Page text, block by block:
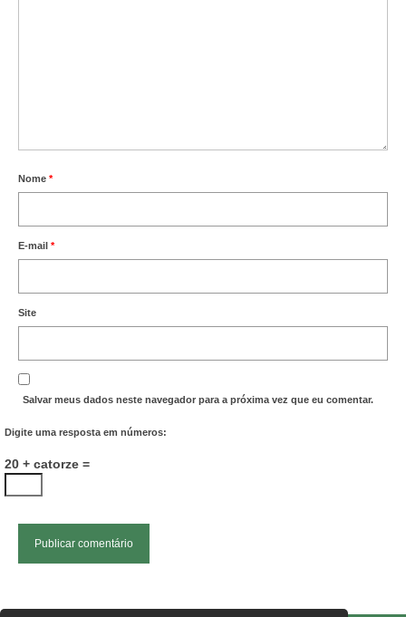
Nome *
E-mail *
Site
Salvar meus dados neste navegador para a próxima vez que eu comentar.
Digite uma resposta em números:
20 + catorze =